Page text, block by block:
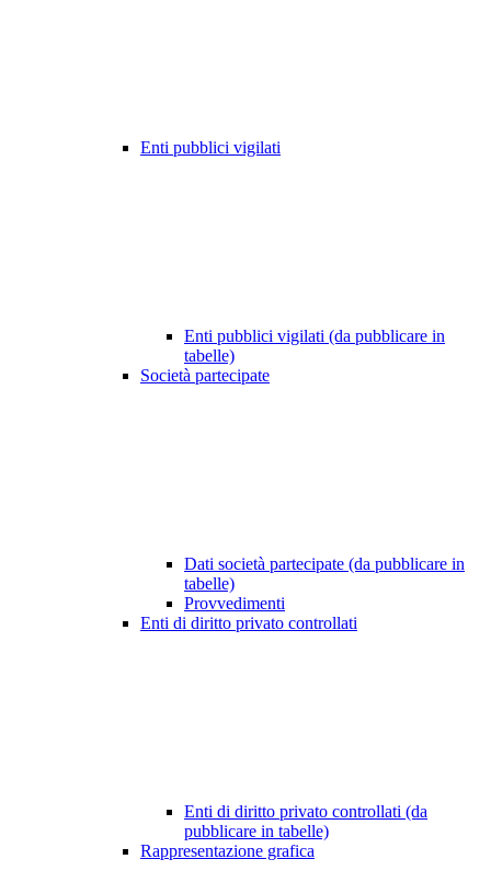
Enti pubblici vigilati
Enti pubblici vigilati (da pubblicare in
tabelle)
Società partecipate
Dati società partecipate (da pubblicare in
tabelle)
Provvedimenti
Enti di diritto privato controllati
Enti di diritto privato controllati (da
pubblicare in tabelle)
Rappresentazione grafica